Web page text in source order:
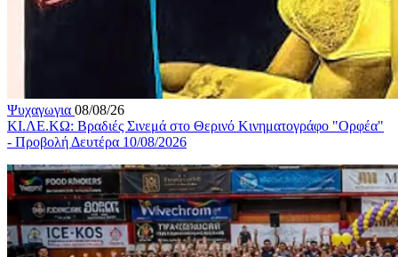
Ψυχαγωγια 08/08/26
ΚΙ.ΛΕ.ΚΩ: Βραδιές Σινεμά στο Θερινό Κινηματογράφο "Ορφέα"
- Προβολή Δευτέρα 10/08/2026